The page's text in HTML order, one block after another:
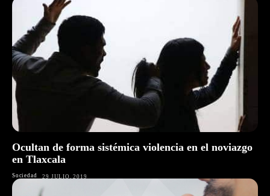
Ocultan de forma sistémica violencia en el noviazgo
en Tlaxcala
Sociedad 29 JULIO, 2019